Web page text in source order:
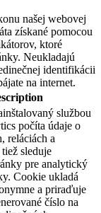
našej webovej
získané pomocou
ktoré
Neukladajú
identifikácii
na internet.
službou
počíta údaje o
reláciách a
sleduje
pre analytický
Cookie ukladá
a priraďuje
číslo na